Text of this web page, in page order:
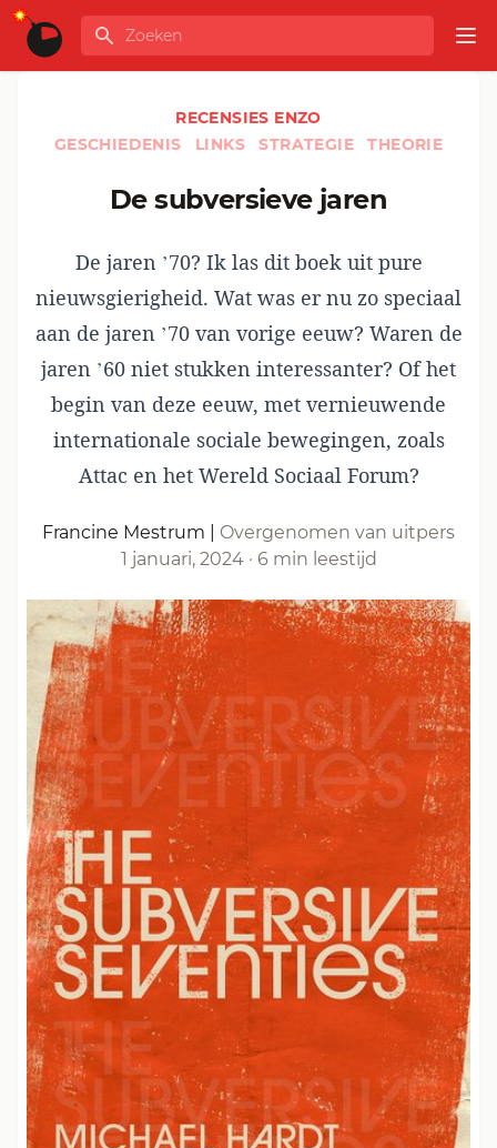
Ga naar de inhoud
GLOBALINFO
Zoeken
RECENSIES ENZO
GESCHIEDENIS
LINKS STRATEGIE THEORIE
De subversieve jaren
De jaren ’70? Ik las dit boek uit pure
nieuwsgierigheid. Wat was er nu zo speciaal
aan de jaren ’70 van vorige eeuw? Waren de
jaren ’60 niet stukken interessanter? Of het
begin van deze eeuw, met vernieuwende
internationale sociale bewegingen, zoals
Attac en het Wereld Sociaal Forum?
Francine Mestrum
Overgenomen van uitpers
1 januari, 2024 · 6 min leestijd